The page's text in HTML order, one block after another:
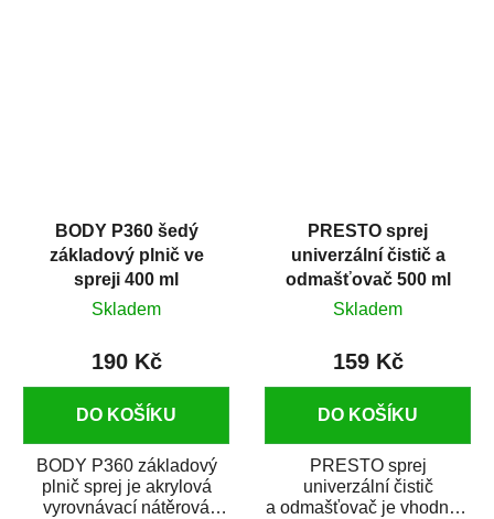
BODY P360 šedý
základový plnič ve
spreji 400 ml
Skladem
190 Kč
DO KOŠÍKU
BODY P360 základový
plnič sprej je akrylová
vyrovnávací nátěrová
PRESTO sprej
univerzální čistič a
odmašťovač 500 ml
Skladem
159 Kč
DO KOŠÍKU
PRESTO sprej
univerzální čistič
a odmašťovač je vhodný k